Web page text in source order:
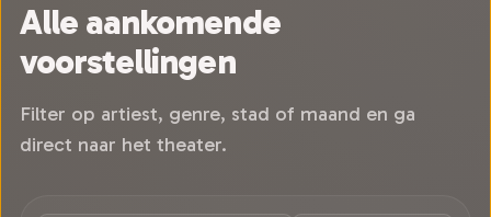
Alle aankomende
voorstellingen
Filter op artiest, genre, stad of maand en ga
direct naar het theater.